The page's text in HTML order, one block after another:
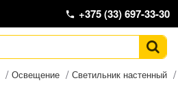
+375 (33) 697-33-30
Освещение Светильник настенный